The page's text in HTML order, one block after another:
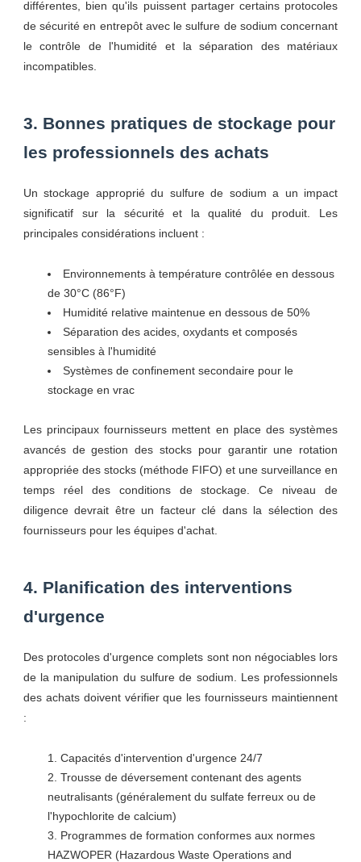
différentes, bien qu'ils puissent partager certains protocoles
de sécurité en entrepôt avec le sulfure de sodium concernant
le contrôle de l'humidité et la séparation des matériaux
incompatibles.
3. Bonnes pratiques de stockage pour
les professionnels des achats
Un stockage approprié du sulfure de sodium a un impact
significatif sur la sécurité et la qualité du produit. Les
principales considérations incluent :
Environnements à température contrôlée en dessous
de 30°C (86°F)
Humidité relative maintenue en dessous de 50%
Séparation des acides, oxydants et composés
sensibles à l'humidité
Systèmes de confinement secondaire pour le
stockage en vrac
Les principaux fournisseurs mettent en place des systèmes
avancés de gestion des stocks pour garantir une rotation
appropriée des stocks (méthode FIFO) et une surveillance en
temps réel des conditions de stockage. Ce niveau de
diligence devrait être un facteur clé dans la sélection des
fournisseurs pour les équipes d'achat.
4. Planification des interventions
d'urgence
Des protocoles d'urgence complets sont non négociables lors
de la manipulation du sulfure de sodium. Les professionnels
des achats doivent vérifier que les fournisseurs maintiennent
:
Capacités d'intervention d'urgence 24/7
Trousse de déversement contenant des agents
neutralisants (généralement du sulfate ferreux ou de
l'hypochlorite de calcium)
Programmes de formation conformes aux normes
HAZWOPER (Hazardous Waste Operations and